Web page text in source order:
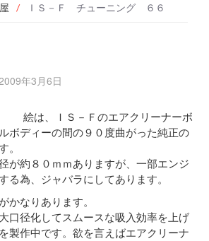
/ ＩＳ－Ｆ チューニング ６６
年3月6日
絵は、ＩＳ－Ｆのエアクリーナーボ
ボディーの間の９０度曲がった純正の
。
が約８０ｍｍありますが、一部エンジ
る為、ジャバラにしてあります。
かなりあります。
口径化してスムースな吸入効率を上げ
製作中です。欲を言えばエアクリーナ